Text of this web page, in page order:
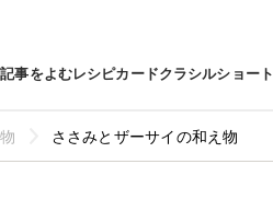
記事をよむレシピカードクラシルショート
ささみとザーサイの和え物